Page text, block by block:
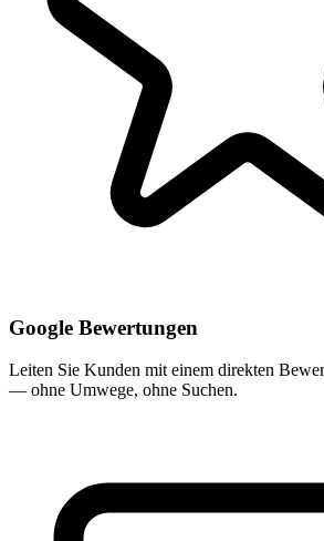
Google Bewertungen
Leiten Sie Kunden mit einem direkten
— ohne Umwege, ohne Suchen.